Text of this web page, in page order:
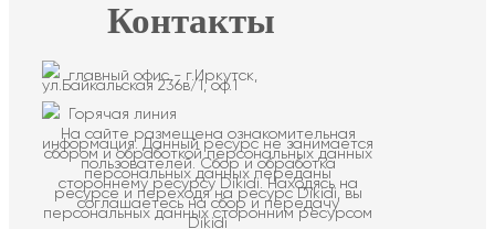
Контакты
главный офис - г.Иркутск,
ул.Байкальская 236в/1, оф.1
Горячая линия
На сайте размещена ознакомительная
информация. Данный ресурс не занимается
сбором и обработкой персональных данных
пользователей. Сбор и обработка
персональных данных переданы
стороннему ресурсу Dikidi. Находясь на
ресурсе и переходя на ресурс Dikidi, вы
соглашаетесь на сбор и передачу
персональных данных сторонним ресурсом
Dikidi